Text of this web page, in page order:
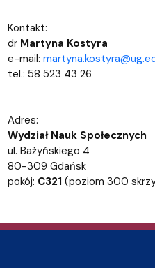
Kontakt:
dr Martyna Kostyra
e-mail:
tel.: 58 523 43 26
Adres:
Wydział Nauk Społecznych
ul. Bażyńskiego 4
80-309 Gdańsk
pokój: C321 (poziom 300